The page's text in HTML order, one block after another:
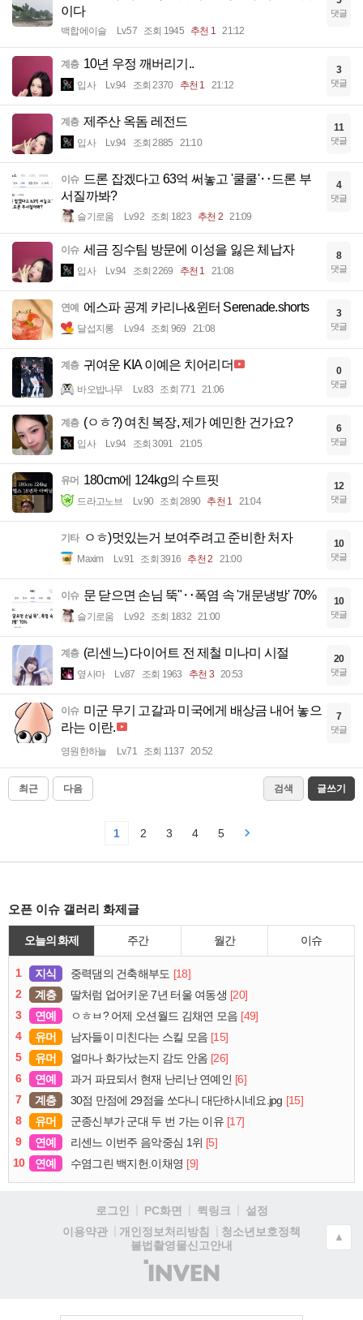
이다
백합에이슬 Lv.57 조회 1945 추천 1 21:12
댓글
계층 10년 우정 깨버리기..
입사 Lv.94 조회 2370 추천 1 21:12
3
댓글
계층 제주산 옥돔 레전드
입사 Lv.94 조회 2885 21:10
11
댓글
이슈 드론 잡겠다고 63억 써놓고 '쿨쿨'‥드론 부
서질까봐?
슬기로움 Lv.92 조회 1823 추천 2 21:09
4
댓글
이슈 세금 징수팀 방문에 이성을 잃은 체납자
입사 Lv.94 조회 2269 추천 1 21:08
8
댓글
연예 에스파 공계 카리나&윈터 Serenade.shorts
달섭지롱 Lv.94 조회 969 21:08
3
댓글
계층 귀여운 KIA 이예은 치어리더
바오밥나무 Lv.83 조회 771 21:06
0
댓글
계층 (ㅇㅎ?) 여친 복장, 제가 예민한 건가요?
입사 Lv.94 조회 3091 21:05
6
댓글
유머 180cm에 124kg의 수트핏
드라고노브 Lv.90 조회 2890 추천 1 21:04
12
댓글
기타 ㅇㅎ)멋있는거 보여주려고 준비한 처자
Maxim Lv.91 조회 3916 추천 2 21:00
10
댓글
이슈 문 닫으면 손님 뚝"‥폭염 속 '개문냉방' 70%
슬기로움 Lv.92 조회 1832 21:00
10
댓글
계층 (리센느) 다이어트 전 제철 미나미 시절
옆사마 Lv.87 조회 1963 추천 3 20:53
20
댓글
이슈 미군 무기 고갈과 미국에게 배상금 내어 놓으
라는 이란.
영원한하늘 Lv.71 조회 1137 20:52
7
댓글
최근 다음 검색 글쓰기
1 2 3 4 5
오픈 이슈 갤러리 화제글
오늘의 화제 주간 월간 이슈
1 지식 중력댐의 건축해부도 [18]
2
계층 딸처럼 업어키운 7년 터울 여동생 [20]
3
연예 ㅇㅎㅂ? 어제 오션월드 김채연 모음 [49]
4
유머 남자들이 미친다는 스킬 모음 [15]
5
유머 얼마나 화가났는지 감도 안옴 [26]
6
연예 과거 파묘되서 현재 난리난 연예인 [6]
7
계층 30점 만점에 29점을 쏘다니 대단하시네요.jpg [15]
8
유머 군종신부가 군대 두 번 가는 이유 [17]
9
연예 리센느 이번주 음악중심 1위 [5]
10
연예 수염그린 백지헌.이채영 [9]
로그인 PC화면 퀵링크
설정
이용약관
개인정보처리방침
청소년보호정책
불법촬영물신고안내
(주)
인
▲